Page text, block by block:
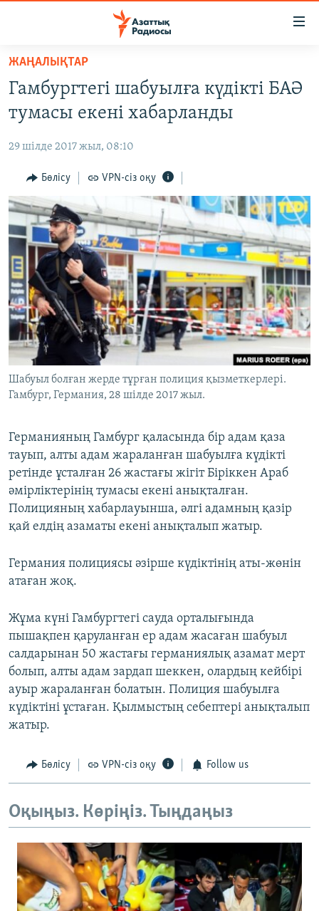
Skip
main
content
Skip
to
Navigation
Skip
to
Search
ЖАҢАЛЫҚТАР
САЯСАТ
AZATTYQTV
ҚАҢТАР ОҚИҒАСЫ
АДАМ ҚҰҚЫҚТАРЫ
ӘЛЕУМЕТ
ӘЛЕМ
АРНАЙЫ ЖОБАЛАР
Русский
ЖАЗЫЛЫҢЫЗ
Басқа тілдерде
ЖАҢАЛЫҚТАР
Гамбургтегі шабуылға күдікті БАӘ
тумасы екені хабарланды
29 шілде 2017 жыл, 08:10
Бөлісу VPN-сіз оқу
Шабуыл болған жерде тұрған полиция қызметкерлері.
Гамбург, Германия, 28 шілде 2017 жыл.
Германияның Гамбург қаласында бір адам қаза
тауып, алты адам жараланған шабуылға күдікті
ретінде ұсталған 26 жастағы жігіт Біріккен Араб
әмірліктерінің тумасы екені анықталған.
Полицияның хабарлауынша, әлгі адамның қазір
қай елдің азаматы екені анықталып жатыр.
Германия полициясы әзірше күдіктінің аты-жөнін
атаған жоқ.
Жұма күні Гамбургтегі сауда орталығында
пышақпен қаруланған ер адам жасаған шабуыл
салдарынан 50 жастағы германиялық азамат мерт
болып, алты адам зардап шеккен, олардың кейбірі
ауыр жараланған болатын. Полиция шабуылға
күдіктіні ұстаған. Қылмыстың себептері анықталып
жатыр.
Бөлісу VPN-сіз оқу Follow us
Оқыңыз. Көріңіз. Тыңдаңыз